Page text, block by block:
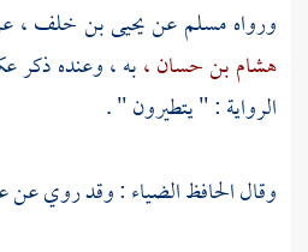
ورواهمسلمعنيحيى بن خلف ،
هشام بن حسان ،به ، وعنده ذكر
الرواية : " يتطيرون " .
وقال الحافظ الضياء : وقد روي عن